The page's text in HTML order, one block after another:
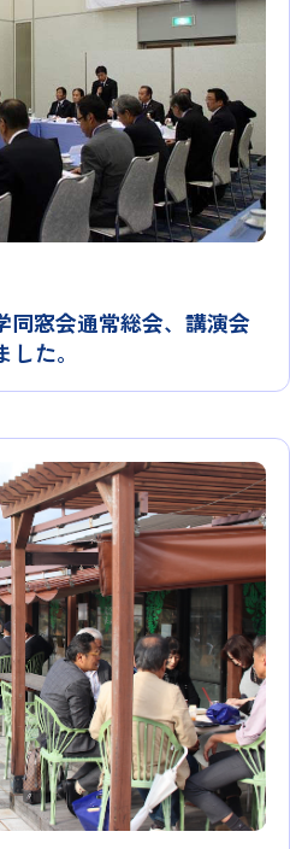
同窓会通常総会、講演会
た。